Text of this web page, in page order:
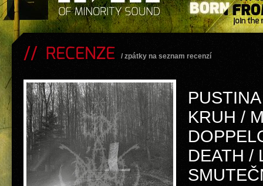
RECENZE / zpátky na seznam recenzí
KRUH /
DEATH /